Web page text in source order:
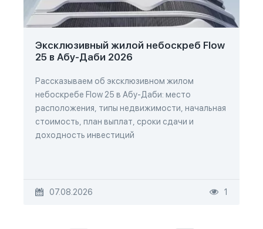
Эксклюзивный жилой небоскреб Flow
25 в Абу-Даби 2026
Рассказываем об эксклюзивном жилом
небоскребе Flow 25 в Абу-Даби: место
расположения, типы недвижимости, начальная
стоимость, план выплат, сроки сдачи и
доходность инвестиций
07.08.2026 1